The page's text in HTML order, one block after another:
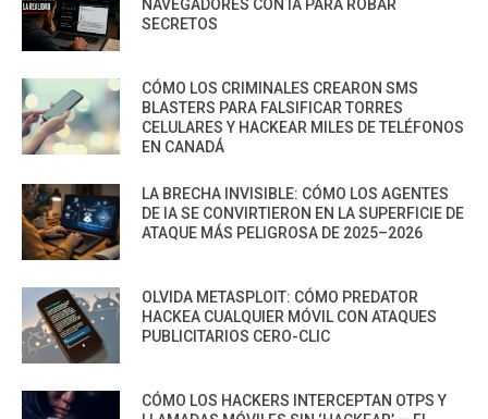
NAVEGADORES CON IA PARA ROBAR
SECRETOS
CÓMO LOS CRIMINALES CREARON SMS
BLASTERS PARA FALSIFICAR TORRES
CELULARES Y HACKEAR MILES DE TELÉFONOS
EN CANADÁ
LA BRECHA INVISIBLE: CÓMO LOS AGENTES
DE IA SE CONVIRTIERON EN LA SUPERFICIE DE
ATAQUE MÁS PELIGROSA DE 2025–2026
OLVIDA METASPLOIT: CÓMO PREDATOR
HACKEA CUALQUIER MÓVIL CON ATAQUES
PUBLICITARIOS CERO-CLIC
CÓMO LOS HACKERS INTERCEPTAN OTPS Y